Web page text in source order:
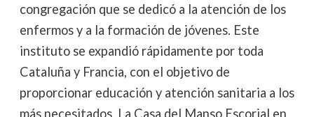
congregación que se dedicó a la atención de los
enfermos y a la formación de jóvenes. Este
instituto se expandió rápidamente por toda
Cataluña y Francia, con el objetivo de
proporcionar educación y atención sanitaria a los
más necesitados. La Casa del Manso Escorial en